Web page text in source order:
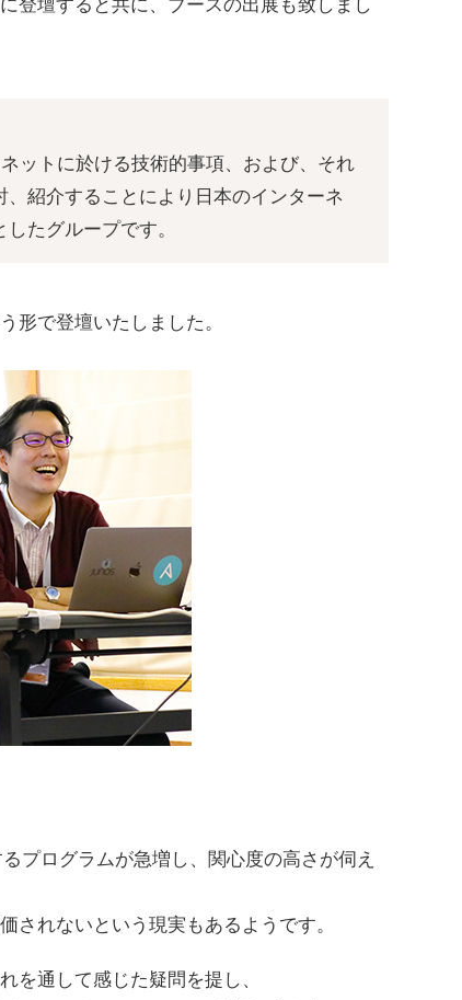
登壇すると共に、ブースの出展も致しまし
ットに於ける技術的事項、および、それ
紹介することにより日本のインターネ
たグループです。
形で登壇いたしました。
プログラムが急増し、関心度の高さが伺え
されないという現実もあるようです。
を通して感じた疑問を提し、